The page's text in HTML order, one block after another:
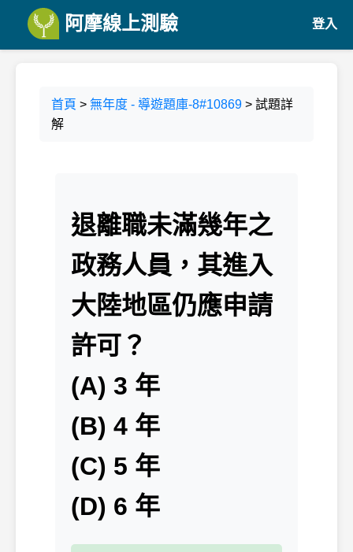
阿摩線上測驗 登入
首頁 > 無年度 - 導遊題庫-8#10869 > 試題詳
解
退離職未滿幾年之
政務人員，其進入
大陸地區仍應申請
許可？
(A) 3 年
(B) 4 年
(C) 5 年
(D) 6 年